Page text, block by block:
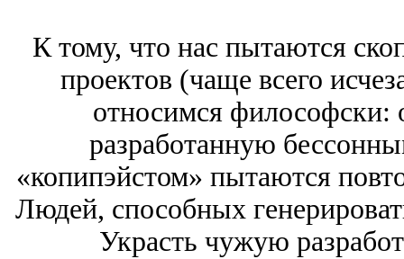
К тому, что нас пытаются
проектов (чаще всего
относимся философски:
разработанную
«копипэйстом» пытаются
Людей, способных
Украсть чужую